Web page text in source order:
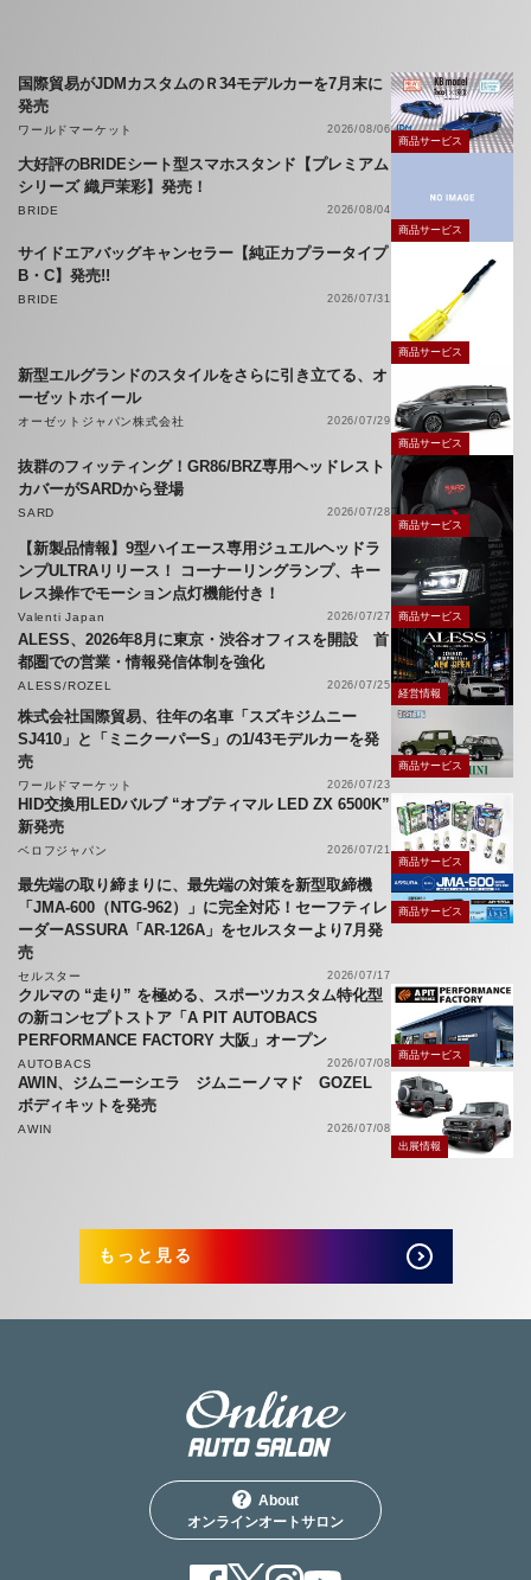
国際貿易がJDMカスタムのＲ34モデルカーを7月末に
発売
ワールドマーケット
2026/08/06
商品サービス
大好評のBRIDEシート型スマホスタンド【プレミアム
シリーズ 織戸茉彩】発売！
BRIDE
2026/08/04
商品サービス
サイドエアバッグキャンセラー【純正カプラータイプ
B・C】発売!!
BRIDE 2026/07/31
商品サービス
新型エルグランドのスタイルをさらに引き立てる、オ
ーゼットホイール
オーゼットジャパン株式会社
2026/07/29
商品サービス
抜群のフィッティング！GR86/BRZ専用ヘッドレスト
カバーがSARDから登場
SARD
2026/07/28
商品サービス
【新製品情報】9型ハイエース専用ジュエルヘッドラ
ンプULTRAリリース！ コーナーリングランプ、キー
レス操作でモーション点灯機能付き！
Valenti Japan 2026/07/27 商品サービス
ALESS、2026年8月に東京・渋谷オフィスを開設 首
都圏での営業・情報発信体制を強化
ALESS/ROZEL 2026/07/25
経営情報
株式会社国際貿易、往年の名車「スズキジムニー
SJ410」と「ミニクーパーS」の1/43モデルカーを発
売
ワールドマーケット 2026/07/23
商品サービス
HID交換用LEDバルブ “オプティマル LED ZX 6500K”
新発売
ベロフジャパン
2026/07/21
商品サービス
最先端の取り締まりに、最先端の対策を新型取締機
「JMA-600（NTG-962）」に完全対応！セーフティレ
ーダーASSURA「AR-126A」をセルスターより7月発
売
セルスター 2026/07/17
商品サービス
クルマの “走り” を極める、スポーツカスタム特化型
の新コンセプトストア「A PIT AUTOBACS
PERFORMANCE FACTORY 大阪」オープン
AUTOBACS 2026/07/08
商品サービス
AWIN、ジムニーシエラ ジムニーノマド GOZEL
ボディキットを発売
AWIN
2026/07/08
出展情報
もっと見る
About
オンラインオートサロン